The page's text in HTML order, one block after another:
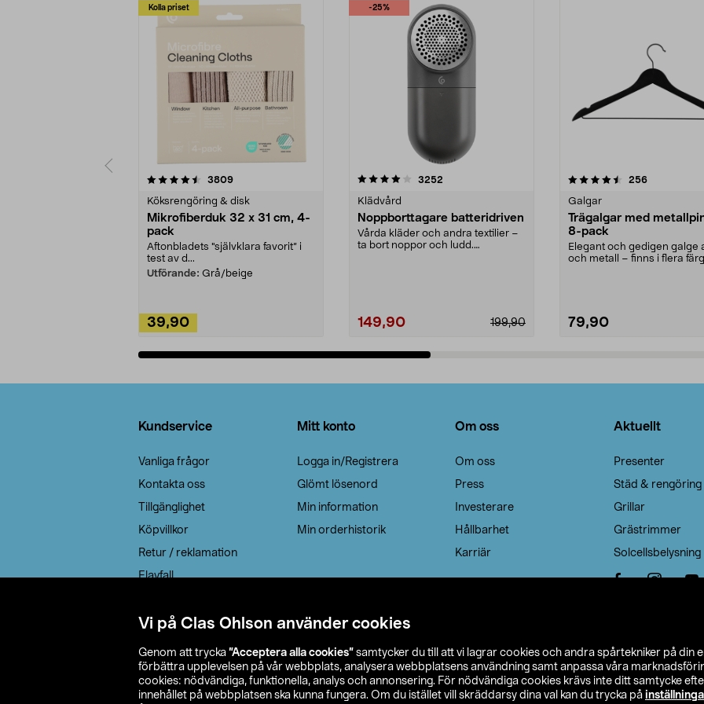
Vi på Clas Ohlson använder cookies
Genom att trycka ”Acceptera alla cookies” samtycker du till att vi lagrar cookies och andra spårtekniker på din
förbättra upplevelsen på vår webbplats, analysera webbplatsens användning samt anpassa våra
cookies: nödvändiga, funktionella, analys och annonsering. För nödvändiga cookies krävs inte ditt samtycke
innehållet på webbplatsen ska kunna fungera. Om du istället vill skräddarsy dina val kan du trycka på
Kolla priset
3809recensioner
Köksrengöring & disk
Mikrofiberduk 32 x 31 cm, 4-
pack
Aftonbladets "självklara favorit” i
test av d...
Utförande: Grå/beige
39,90
-25%
4.0av 5 stjärnor 3252
Klädvård
Noppborttagare batteridriven
Vårda kläder och andra textilier –
ta bort noppor och ludd.
199,90
149,90
4.5av 5 stjärnor 256recensioner
Galgar
Trägalgar med
8-pack
Elegant och gedigen galge
och metall – finns i flera
79,90
4.0av 5 stjärnor
Kundservice
Vanliga frågor
Kontakta oss
Tillgänglighet
Köpvillkor
Retur / reklamation
Elavfall
Leveransalternativ
Mitt konto
Logga in/Registrera
Glömt lösenord
Min information
Min orderhistorik
Om oss
Om oss
Press
Investerare
Hållbarhet
Karriär
Aktuellt
Presenter
Städ & rengöring
Grillar
Grästrimmer
Solcellsbelysning